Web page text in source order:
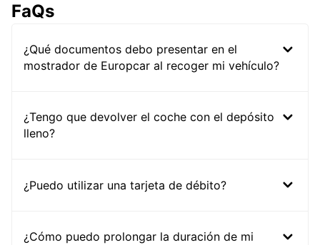
FaQs
¿Qué documentos debo presentar en el
mostrador de Europcar al recoger mi vehículo?
¿Tengo que devolver el coche con el depósito
lleno?
¿Puedo utilizar una tarjeta de débito?
¿Cómo puedo prolongar la duración de mi